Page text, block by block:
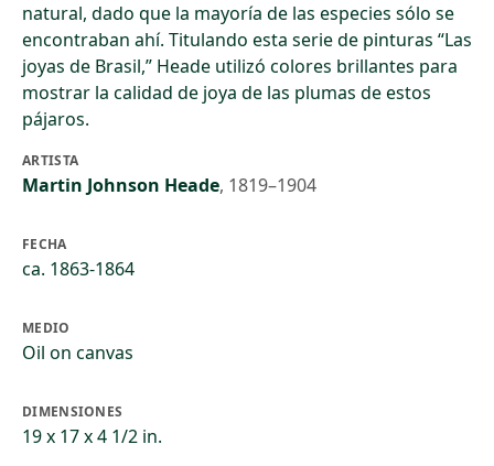
natural, dado que la mayoría de las especies sólo se
encontraban ahí. Titulando esta serie de pinturas “Las
joyas de Brasil,” Heade utilizó colores brillantes para
mostrar la calidad de joya de las plumas de estos
pájaros.
ARTISTA
Martin Johnson Heade, 1819–1904
FECHA
ca. 1863-1864
MEDIO
Oil on canvas
DIMENSIONES
19 x 17 x 4 1/2 in.